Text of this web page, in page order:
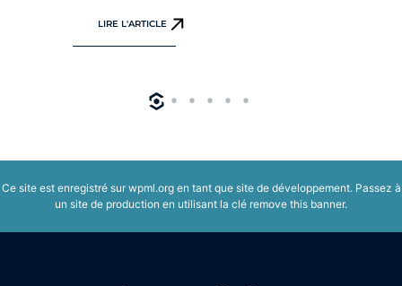
LIRE L'ARTICLE
Ce site est enregistré sur wpml.orgen tant que site de développement. Passez à
un site de production en utilisant la clé remove this banner.